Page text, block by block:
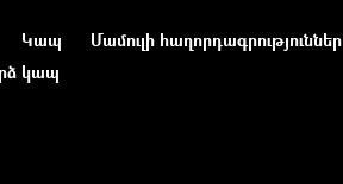
Կապ Մամուլի հաղորդագրություններ
կապ